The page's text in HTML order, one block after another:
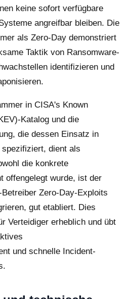
keine sofort verfügbare
angreifbar bleiben. Die
als Zero-Day demonstriert
Taktik von Ransomware-
identifizieren und
in CISA's Known
Katalog und die
die dessen Einsatz in
spezifiziert, dient als
die konkrete
offengelegt wurde, ist der
Zero-Day-Exploits
gut etabliert. Dies
Verteidiger erheblich und übt
und schnelle Incident-